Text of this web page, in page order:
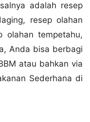
adalah resep
resep olahan
olahan tempetahu,
Anda bisa berbagi
atau bahkan via
Sederhana di